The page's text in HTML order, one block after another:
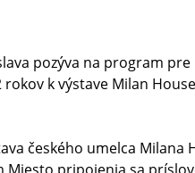
pozýva na program pre
k výstave Milan
českého umelca Milana